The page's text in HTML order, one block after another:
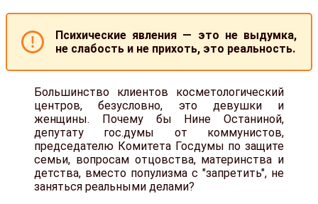
Психические явления — это не выдумка,
не слабость и не прихоть, это реальность.
Большинство клиентов косметологический
центров, безусловно, это девушки и
женщины. Почему бы Нине Останиной,
депутату гос.думы от коммунистов,
председателю Комитета Госдумы по защите
семьи, вопросам отцовства, материнства и
детства, вместо популизма с "запретить", не
заняться реальными делами?